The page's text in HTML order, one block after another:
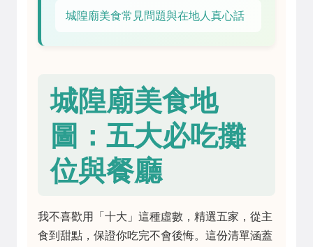
城隍廟美食常見問題與在地人真心話
城隍廟美食地
圖：五大必吃攤
位與餐廳
我不喜歡用「十大」這種虛數，精選五家，從主
食到甜點，保證你吃完不會後悔。這份清單涵蓋